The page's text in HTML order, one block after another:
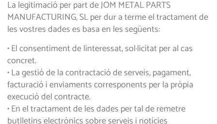
La legitimació per part de JOM METAL PARTS
MANUFACTURING, SL per dur a terme el tractament de
les vostres dades es basa en les següents:
• El consentiment de linteressat, sol·licitat per al cas
concret.
• La gestió de la contractació de serveis, pagament,
facturació i enviaments corresponents per la pròpia
execució del contracte.
• En el tractament de les dades per tal de remetre
butlletins electrònics sobre serveis i notícies